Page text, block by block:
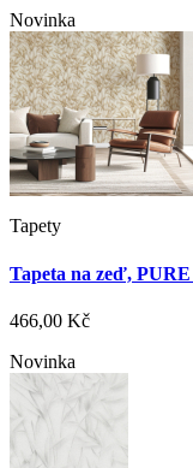
Novinka
Tapety
Tapeta na zeď,
466,00 Kč
Novinka